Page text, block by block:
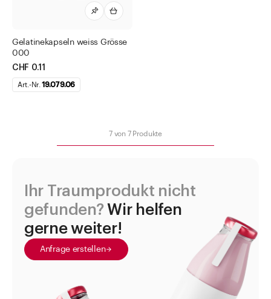
Gelatinekapseln weiss Grösse
000
CHF 0.11
Art.-Nr.19.079.06
7 von 7Produkte
Ihr Traumprodukt nicht
gefunden? Wir helfen
gerne weiter!
Anfrage erstellen